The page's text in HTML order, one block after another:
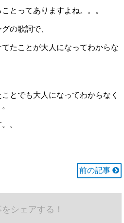
とってありますよね。。。
の歌詞で、
たことが大人になってわからな
とでも大人になってわからなく
。
前の記事
シェアする！